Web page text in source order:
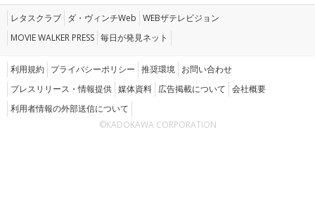
レタスクラブ ダ・ヴィンチWeb WEBザテレビジョン
MOVIE WALKER PRESS 毎日が発見ネット
利用規約 プライバシーポリシー 推奨環境 お問い合わせ
プレスリリース・情報提供 媒体資料 広告掲載について 会社概要
利用者情報の外部送信について
©KADOKAWA CORPORATION